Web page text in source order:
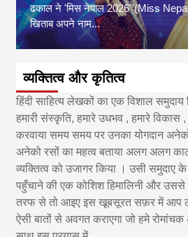
ढकाल ने 'मिस नेपाल 2026' (Miss Nepal
खिताब अपने नाम...
व्यक्तित्व और कृतित्व
हिंदी साहित्य लेखकों का एक विशाल समुदाय
हमारी संस्कृति, हमारे उधभव , हमारे
करवाया समय समय पर उनका योगदान
अनेको रसों का महत्व बताया अलग अलग
व्यक्तित्व को उजागर किया । उसी समुदाए
पहुँचाने की एक कोशिश हिमालिनी और उससे
तरफ से तो आइए इस खूबसूरत सफ़र में आप
ऐसी बातों से अवगत कराएगा जो हमे